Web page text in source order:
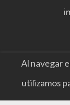
Al navegar
utilizamos